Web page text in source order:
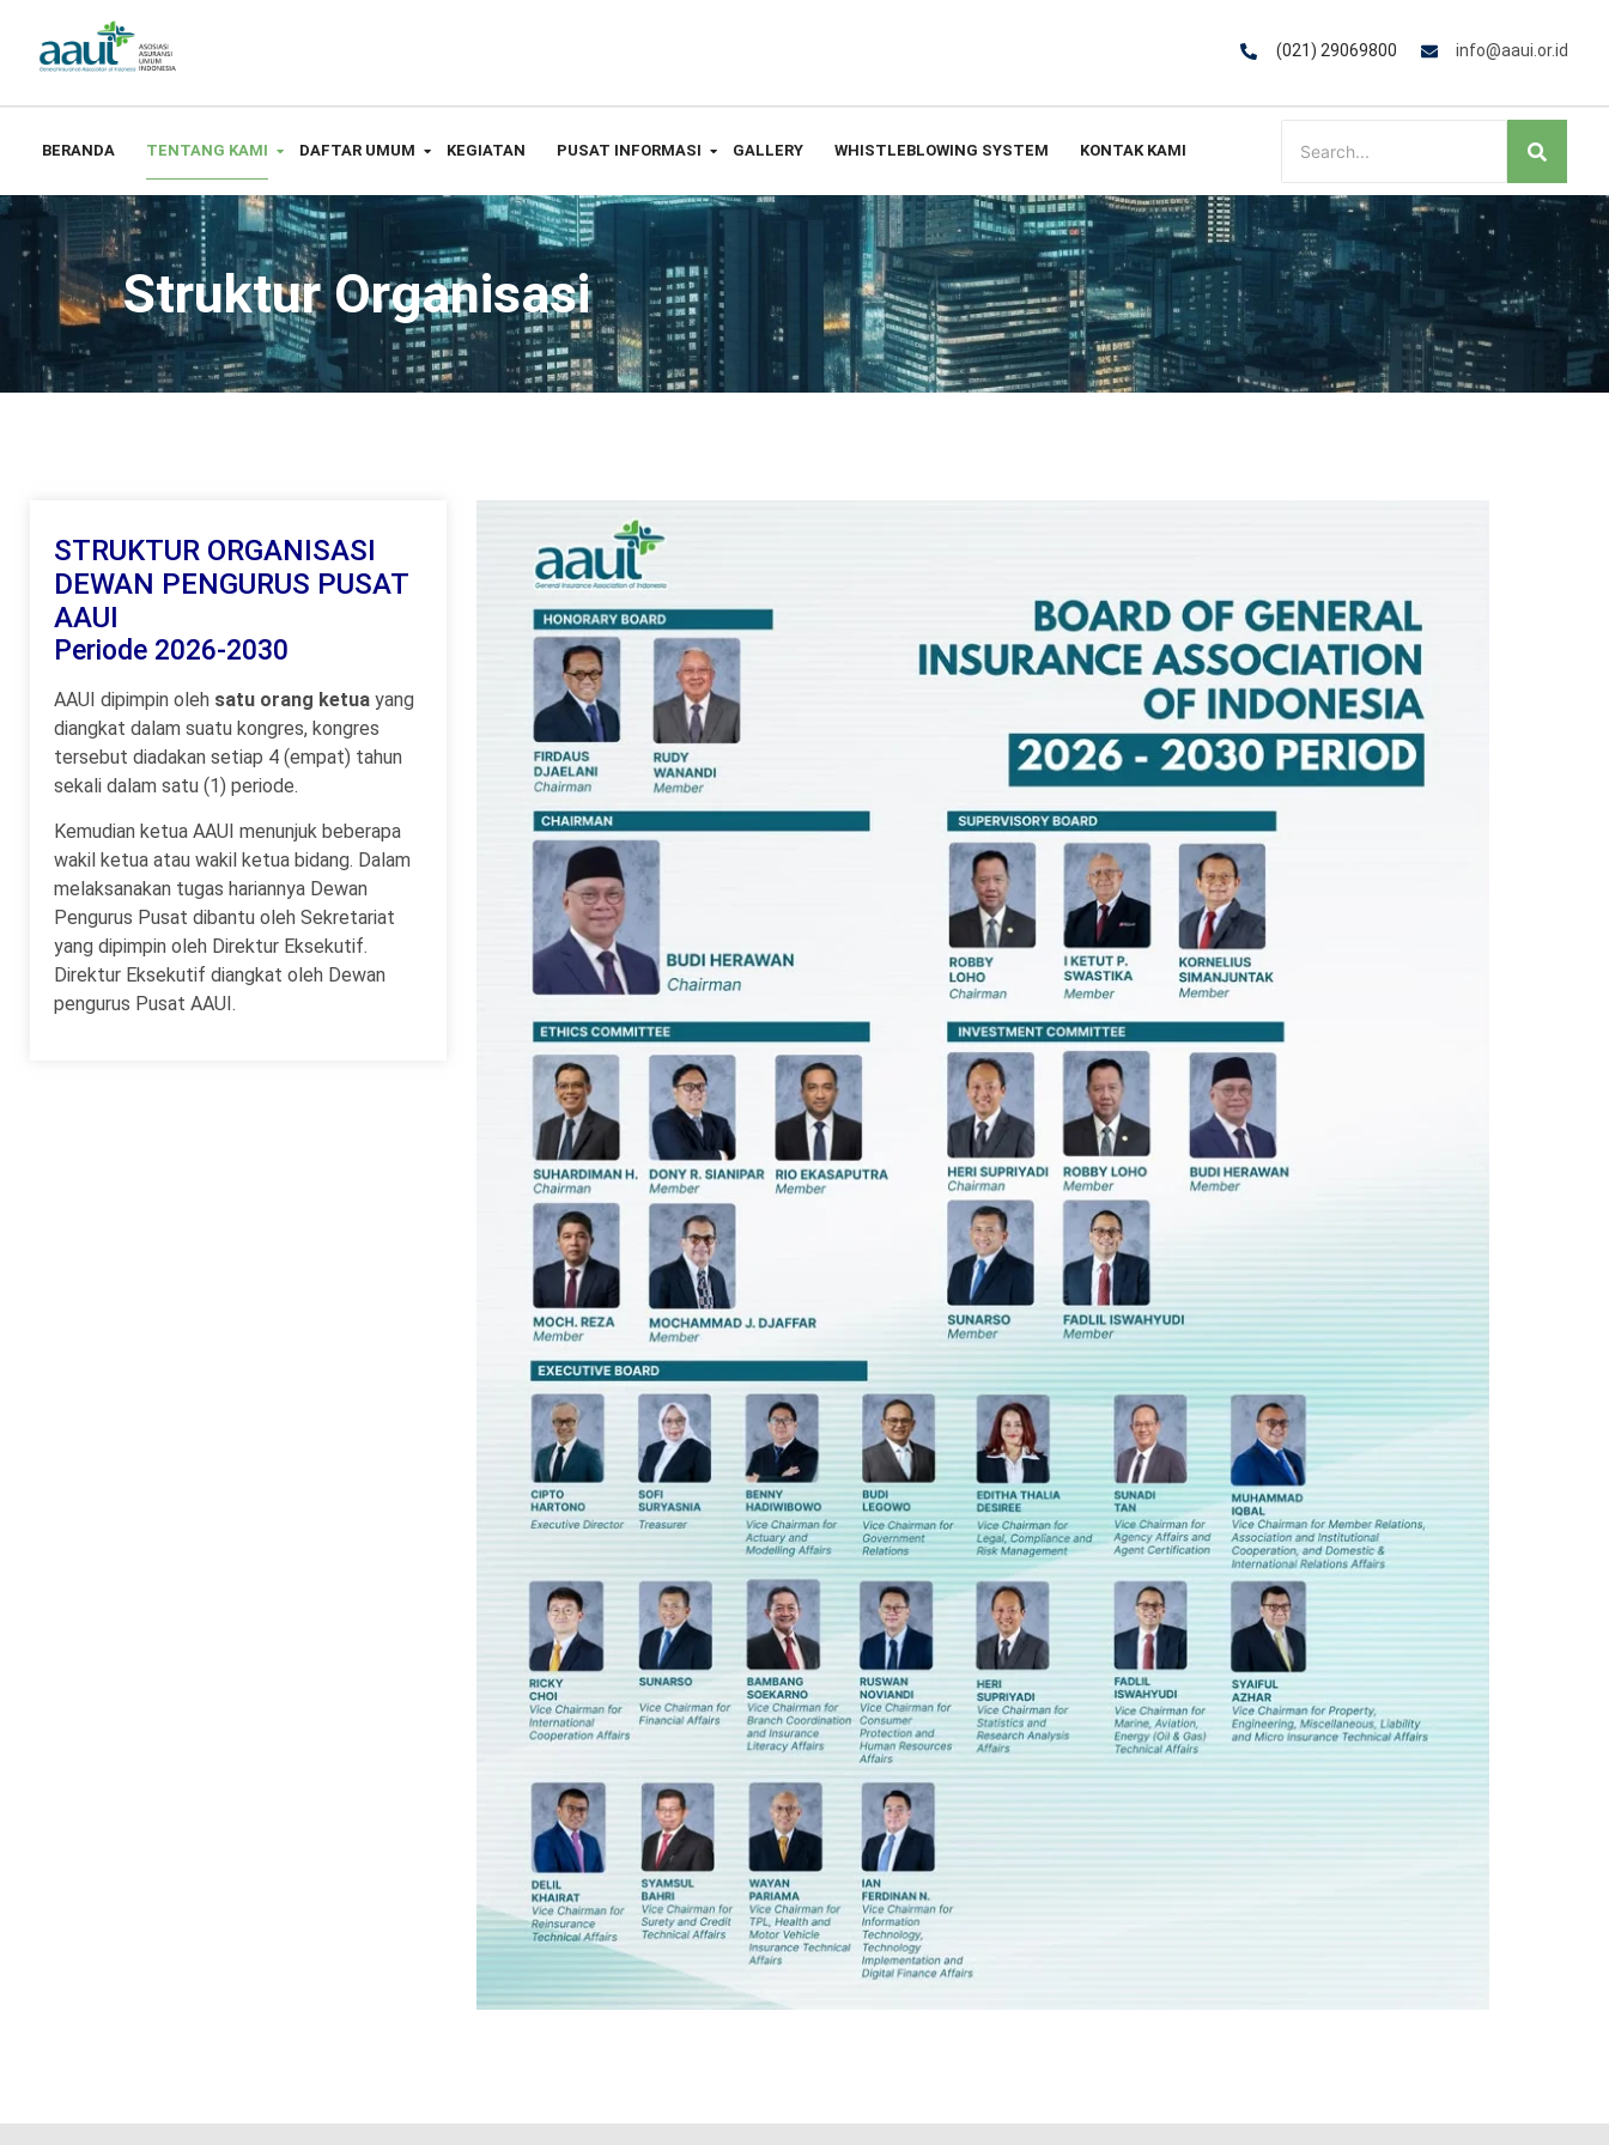
(021) 29069800 info@aaui.or.id
BERANDA TENTANG KAMI DAFTAR UMUM KEGIATAN PUSAT INFORMASI GALLERY WHISTLEBLOWING SYSTEM KONTAK KAMI
Struktur Organisasi
STRUKTUR ORGANISASI
DEWAN PENGURUS PUSAT
AAUI
Periode 2026-2030
AAUI dipimpin oleh satu orang ketua yang
diangkat dalam suatu kongres, kongres
tersebut diadakan setiap 4 (empat) tahun
sekali dalam satu (1) periode.
Kemudian ketua AAUI menunjuk beberapa
wakil ketua atau wakil ketua bidang. Dalam
melaksanakan tugas hariannya Dewan
Pengurus Pusat dibantu oleh Sekretariat
yang dipimpin oleh Direktur Eksekutif.
Direktur Eksekutif diangkat oleh Dewan
pengurus Pusat AAUI.